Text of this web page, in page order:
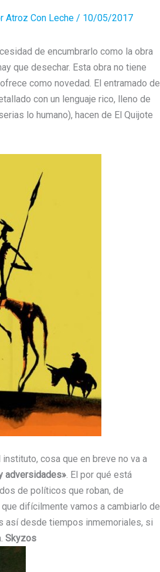
Atroz Con Leche / 10/05/2017
de encumbrarlo como la obra
que desechar. Esta obra no tiene
como novedad. El entramado de
con un lenguaje rico, lleno de
lo humano), hacen de El Quijote
cosa que en breve no va a
adversidades». El por qué está
de políticos que roban, de
difícilmente vamos a cambiarlo de
así desde tiempos inmemoriales, si
Skyzos